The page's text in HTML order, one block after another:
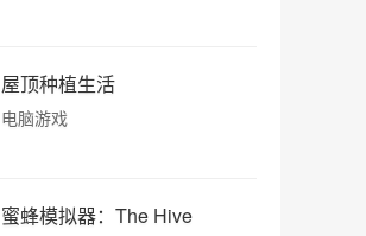
屋顶种植生活
电脑游戏
蜜蜂模拟器：The Hive